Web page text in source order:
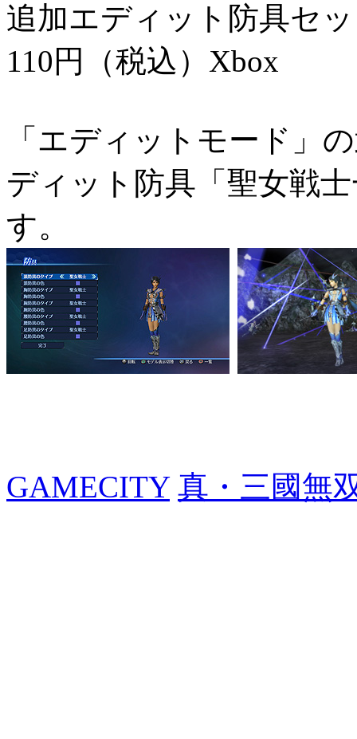
追加エディット防具セ
110円（税込） Xbox
「エディットモード」
ディット防具「聖女戦
す。
GAMECITY 真・三國無